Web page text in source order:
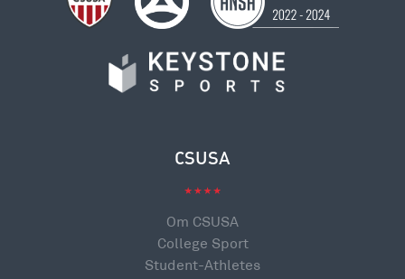
CSUSA
Om CSUSA
College Sport
Student-Athletes